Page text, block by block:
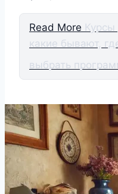
Read More
какие бывают,
выбрать